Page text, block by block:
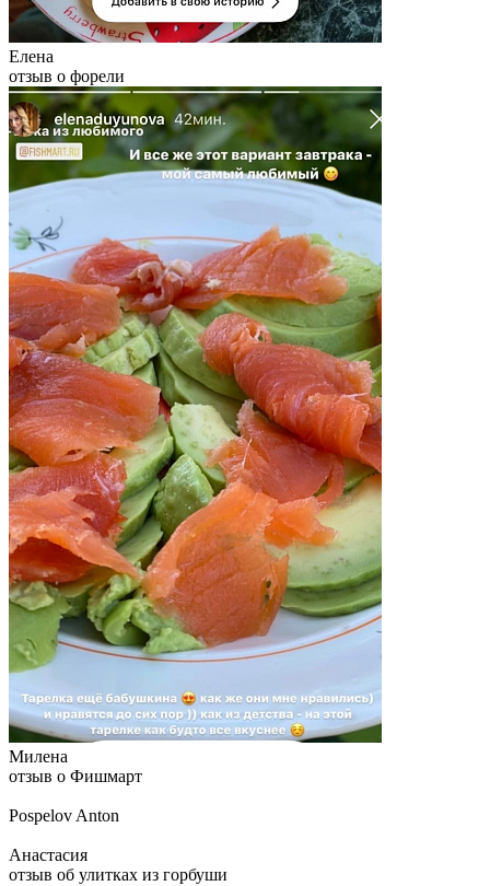
Елена
отзыв о форели
Милена
отзыв о Фишмарт
Pospelov Anton
Анастасия
отзыв об улитках из горбуши